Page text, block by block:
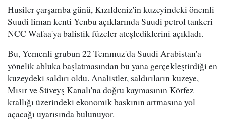
Husiler çarşamba günü, Kızıldeniz'in kuzeyindeki önemli
Suudi liman kenti Yenbu açıklarında Suudi petrol tankeri
NCC Wafaa'ya balistik füzeler ateşlediklerini açıkladı.
Bu, Yemenli grubun 22 Temmuz'da Suudi Arabistan'a
yönelik abluka başlatmasından bu yana gerçekleştirdiği en
kuzeydeki saldırı oldu. Analistler, saldırıların kuzeye,
Mısır ve Süveyş Kanalı'na doğru kaymasının Körfez
krallığı üzerindeki ekonomik baskının artmasına yol
açacağı uyarısında bulunuyor.